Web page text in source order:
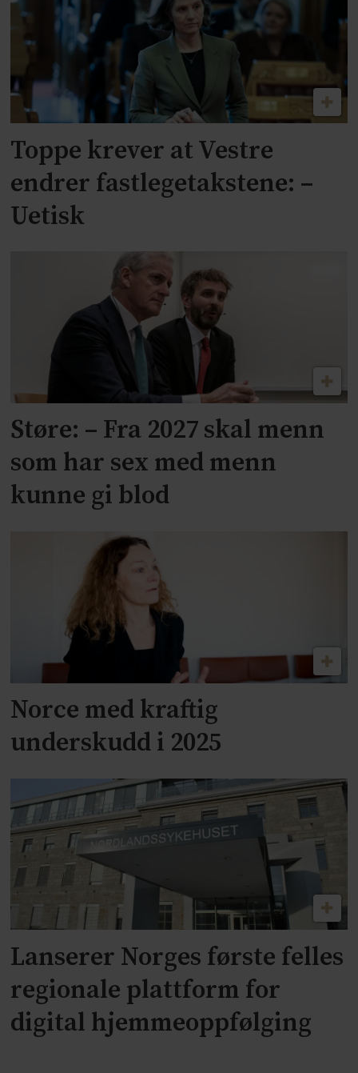
Toppe krever at Vestre
endrer fastlegetakstene: –
Uetisk
Støre: – Fra 2027 skal menn
som har sex med menn
kunne gi blod
Norce med kraftig
underskudd i 2025
Lanserer Norges første felles
regionale plattform for
digital hjemmeoppfølging